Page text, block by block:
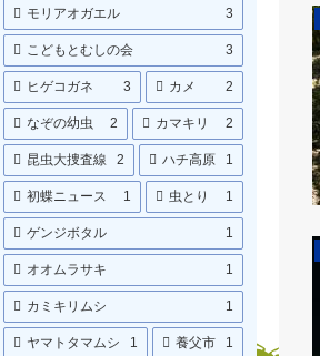
モリアオガエル 3
こどもとむしの会 3
ヒゲコガネ 3 カメ 2
なぞの幼虫 2 カマキリ 2
昆虫大捜査線 2 ハチ高原 1
初蝶ニュース 1 虫とり 1
ゲンジボタル 1
オオムラサキ 1
カミキリムシ 1
ヤマトタマムシ 1 養父市 1